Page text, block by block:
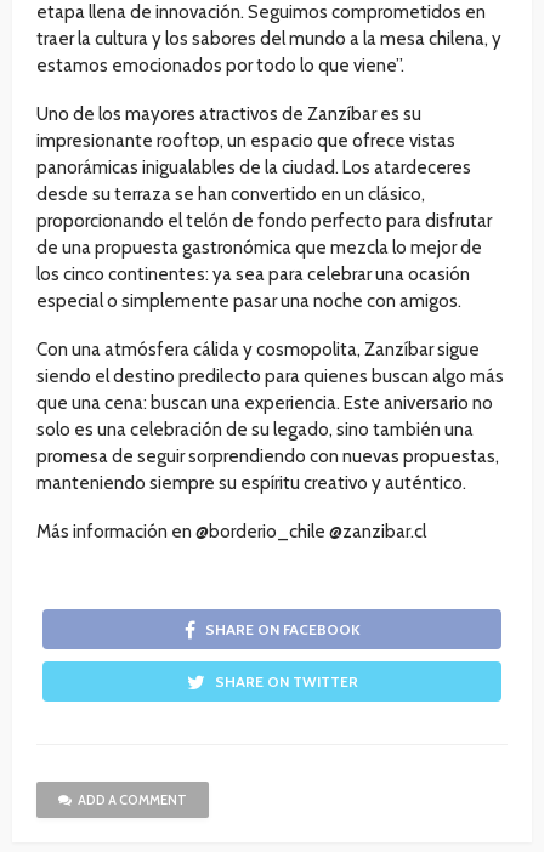
etapa llena de innovación. Seguimos comprometidos en
traer la cultura y los sabores del mundo a la mesa chilena, y
estamos emocionados por todo lo que viene”.
Uno de los mayores atractivos de Zanzíbar es su
impresionante rooftop, un espacio que ofrece vistas
panorámicas inigualables de la ciudad. Los atardeceres
desde su terraza se han convertido en un clásico,
proporcionando el telón de fondo perfecto para disfrutar
de una propuesta gastronómica que mezcla lo mejor de
los cinco continentes: ya sea para celebrar una ocasión
especial o simplemente pasar una noche con amigos.
Con una atmósfera cálida y cosmopolita, Zanzíbar sigue
siendo el destino predilecto para quienes buscan algo más
que una cena: buscan una experiencia. Este aniversario no
solo es una celebración de su legado, sino también una
promesa de seguir sorprendiendo con nuevas propuestas,
manteniendo siempre su espíritu creativo y auténtico.
Más información en @borderio_chile @zanzibar.cl
SHARE ON FACEBOOK
SHARE ON TWITTER
ADD A COMMENT